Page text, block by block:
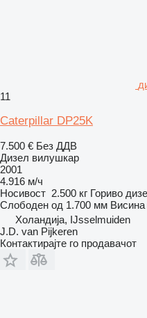
11
Caterpillar DP25K
7.500 € Без ДДВ
Дизел вилушкар
2001
4.916 м/ч
Носивост 2.500 кг Гориво
Слободен од 1.700 мм
Холандија, IJsselmuiden
J.D. van Pijkeren
Контактирајте го продавачот